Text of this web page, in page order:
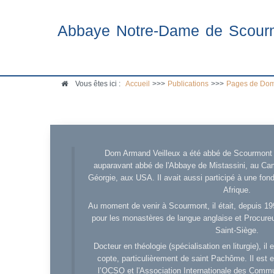
Abbaye Notre-Dame de
Vous êtes ici : Accueil >>> Publications >>> Pages de
Dom Armand Veilleux a été abbé de
auparavant abbé de l'Abbaye de Mistassini, au
Géorgie, aux USA. Il avait aussi participé à une
Afrique.
Au moment de venir à Scourmont, il était, depuis
pour les monastères de langue anglaise et
Saint-Siège.
Docteur en théologie (spécialisation en liturgie), il
copte, particulièrement de saint Pachôme. Il est
l’OCSO et l'Association Internationale des